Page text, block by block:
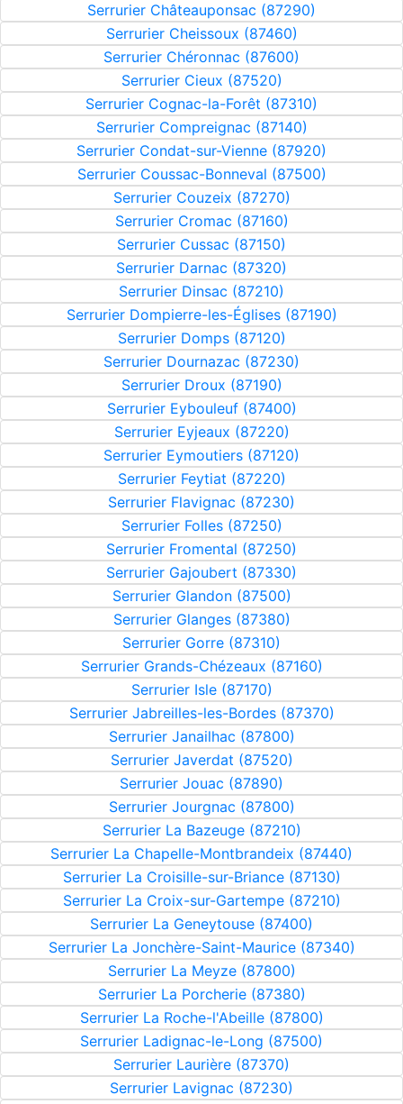
Serrurier Châteauponsac (87290)
Serrurier Cheissoux (87460)
Serrurier Chéronnac (87600)
Serrurier Cieux (87520)
Serrurier Cognac-la-Forêt (87310)
Serrurier Compreignac (87140)
Serrurier Condat-sur-Vienne (87920)
Serrurier Coussac-Bonneval (87500)
Serrurier Couzeix (87270)
Serrurier Cromac (87160)
Serrurier Cussac (87150)
Serrurier Darnac (87320)
Serrurier Dinsac (87210)
Serrurier Dompierre-les-Églises (87190)
Serrurier Domps (87120)
Serrurier Dournazac (87230)
Serrurier Droux (87190)
Serrurier Eybouleuf (87400)
Serrurier Eyjeaux (87220)
Serrurier Eymoutiers (87120)
Serrurier Feytiat (87220)
Serrurier Flavignac (87230)
Serrurier Folles (87250)
Serrurier Fromental (87250)
Serrurier Gajoubert (87330)
Serrurier Glandon (87500)
Serrurier Glanges (87380)
Serrurier Gorre (87310)
Serrurier Grands-Chézeaux (87160)
Serrurier Isle (87170)
Serrurier Jabreilles-les-Bordes (87370)
Serrurier Janailhac (87800)
Serrurier Javerdat (87520)
Serrurier Jouac (87890)
Serrurier Jourgnac (87800)
Serrurier La Bazeuge (87210)
Serrurier La Chapelle-Montbrandeix (87440)
Serrurier La Croisille-sur-Briance (87130)
Serrurier La Croix-sur-Gartempe (87210)
Serrurier La Geneytouse (87400)
Serrurier La Jonchère-Saint-Maurice (87340)
Serrurier La Meyze (87800)
Serrurier La Porcherie (87380)
Serrurier La Roche-l'Abeille (87800)
Serrurier Ladignac-le-Long (87500)
Serrurier Laurière (87370)
Serrurier Lavignac (87230)